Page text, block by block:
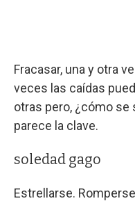
Fracasar, una y otra
veces las caídas
otras pero, ¿cómo
parece la clave.
soledad gago
Estrellarse.